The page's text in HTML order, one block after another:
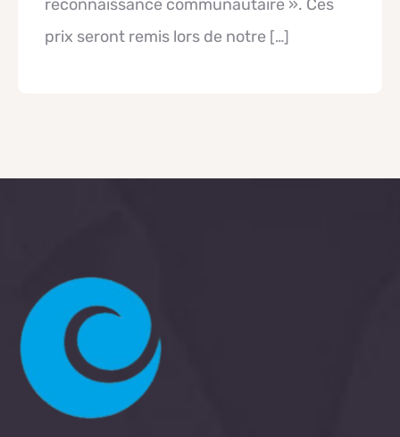
reconnaissance communautaire ». Ces
prix seront remis lors de notre […]